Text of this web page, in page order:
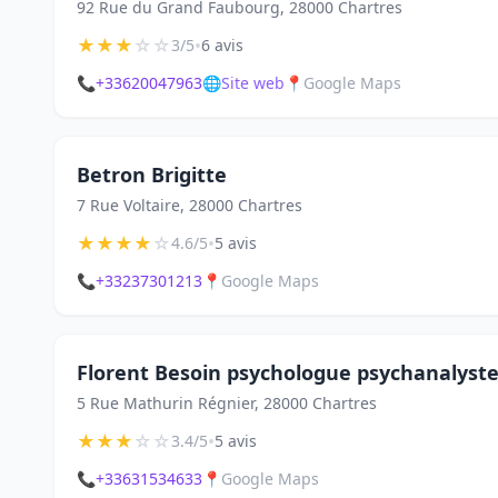
92 Rue du Grand Faubourg, 28000 Chartres
★★★☆☆3/5•6 avis
📞+33620047963🌐Site web 📍 Google Maps
Betron Brigitte
7 Rue Voltaire, 28000 Chartres
★★★★☆4.6/5•5 avis
📞+33237301213 📍 Google Maps
Florent Besoin psychologue psychanalyste
5 Rue Mathurin Régnier, 28000 Chartres
★★★☆☆3.4/5•5 avis
📞+33631534633 📍 Google Maps